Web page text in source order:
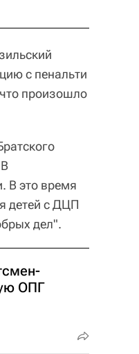
с пенальти
произошло
В это время
детей с ДЦП
дел".
ОПГ